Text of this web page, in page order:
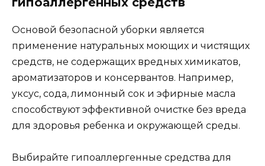
Основой безопасной уборки является
применение натуральных моющих и чистящих
средств, не содержащих вредных химикатов,
ароматизаторов и консервантов. Например,
уксус, сода, лимонный сок и эфирные масла
способствуют эффективной очистке без вреда
для здоровья ребенка и окружающей среды.
Выбирайте гипоаллергенные средства для